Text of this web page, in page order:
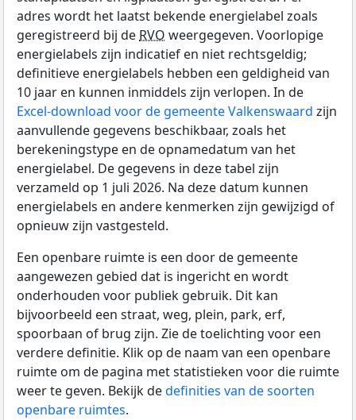
adres wordt het laatst bekende energielabel zoals
geregistreerd bij de RVO weergegeven. Voorlopige
energielabels zijn indicatief en niet rechtsgeldig;
definitieve energielabels hebben een geldigheid van
10 jaar en kunnen inmiddels zijn verlopen. In de
Excel-download voor de gemeente Valkenswaard zijn
aanvullende gegevens beschikbaar, zoals het
berekeningstype en de opnamedatum van het
energielabel. De gegevens in deze tabel zijn
verzameld op 1 juli 2026. Na deze datum kunnen
energielabels en andere kenmerken zijn gewijzigd of
opnieuw zijn vastgesteld.
Een openbare ruimte is een door de gemeente
aangewezen gebied dat is ingericht en wordt
onderhouden voor publiek gebruik. Dit kan
bijvoorbeeld een straat, weg, plein, park, erf,
spoorbaan of brug zijn. Zie de toelichting voor een
verdere definitie. Klik op de naam van een openbare
ruimte om de pagina met statistieken voor die ruimte
weer te geven. Bekijk dedefinities van de soorten
openbare ruimtes.